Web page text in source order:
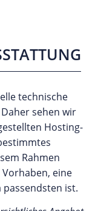
technische
sehen wir
Hosting-
Rahmen
eine
passendsten ist.